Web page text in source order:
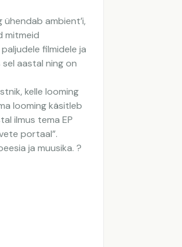
ambient’i,
mitmeid
filmidele ja
sel aastal ning on
kelle looming
looming käsitleb
ilmus tema EP
portaal”.
ja muusika. ?